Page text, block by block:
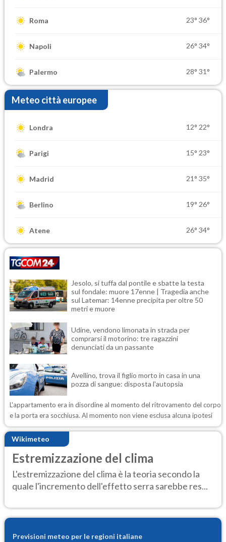
Roma 23° 36°
Napoli 26° 34°
Palermo 28° 31°
Meteo città europee
Londra 12° 22°
Parigi 15° 23°
Madrid 21° 35°
Berlino 19° 26°
Atene 26° 34°
Jesolo, si tuffa dal pontile e sbatte la testa
sul fondale: muore 17enne | Tragedia anche
sul Latemar: 14enne precipita per oltre 50
metri e muore
Udine, vendono limonata in strada per
comprarsi il motorino: tre ragazzini
denunciati da un passante
Avellino, trova il figlio morto in casa in una
pozza di sangue: disposta l'autopsia
L'appartamento era in disordine al momento del ritrovamento del corpo
e la porta era socchiusa. Al momento non viene esclusa alcuna ipotesi
Wikimeteo
Estremizzazione del clima
L'estremizzazione del clima è la teoria secondo la
quale l'incremento dell'effetto serra sarebbe res...
Previsioni meteo per le regioni italiane